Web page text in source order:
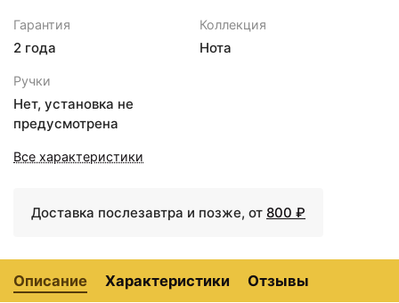
Зеркало Aquanet Нота
50 159095 с подсветкой
Белое
Гарантия
2 года
Коллекция
Нота
Ручки
Нет, установка не
предусмотрена
Все характеристики
Доставка послезавтра и позже, от 800 ₽
Описание Характеристики Отзывы